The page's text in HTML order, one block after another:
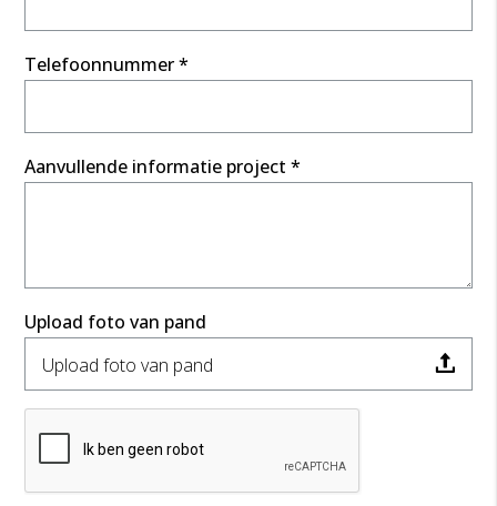
Telefoonnummer *
Aanvullende informatie project *
Upload foto van pand
Upload foto van pand